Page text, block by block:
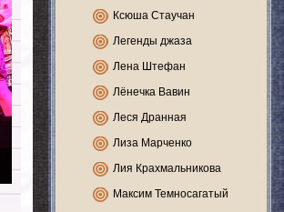
Ксюша Стаучан
Легенды джаза
Лена Штефан
Лёнечка Вавин
Леся Дранная
Лиза Марченко
Лия Крахмальникова
Максим Темносагатый